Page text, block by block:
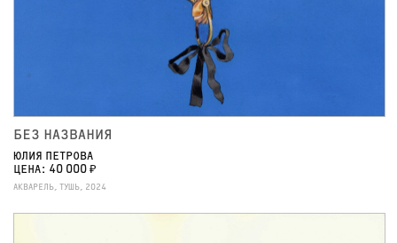
БЕЗ НАЗВАНИЯ
ЮЛИЯ ПЕТРОВА
ЦЕНА: 40 000 ₽
АКВАРЕЛЬ, ТУШЬ, 2024